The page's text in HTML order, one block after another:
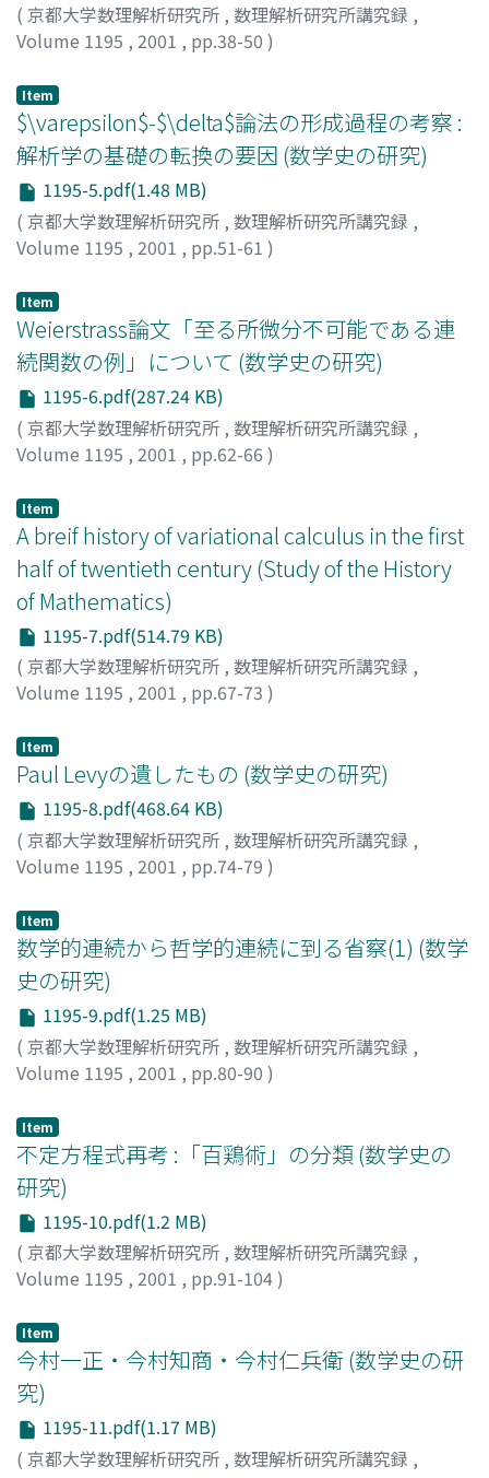
( 京都大学数理解析研究所 , 数理解析研究所講究録 ,
Volume 1195 , 2001 , pp.38-50 )
タケヒサ
Item
$\varepsilon$-$\delta$論法の形成過程の考察 :
解析学の基礎の転換の要因 (数学史の研究)
1195-5.pdf(1.48 MB)
( 京都大学数理解析研究所 , 数理解析研究所講究録 ,
Volume 1195 , 2001 , pp.51-61 )
Item
Weierstrass論文「至る所微分不可能である連
続関数の例」について (数学史の研究)
1195-6.pdf(287.24 KB)
( 京都大学数理解析研究所 , 数理解析研究所講究録 ,
Volume 1195 , 2001 , pp.62-66 )
Item
A breif history of variational calculus in the first
half of twentieth century (Study of the History
of Mathematics)
1195-7.pdf(514.79 KB)
( 京都大学数理解析研究所 , 数理解析研究所講究録 ,
Volume 1195 , 2001 , pp.67-73 )
Item
Paul Levyの遺したもの (数学史の研究)
1195-8.pdf(468.64 KB)
( 京都大学数理解析研究所 , 数理解析研究所講究録 ,
Volume 1195 , 2001 , pp.74-79 )
Item
数学的連続から哲学的連続に到る省察(1) (数学
史の研究)
1195-9.pdf(1.25 MB)
( 京都大学数理解析研究所 , 数理解析研究所講究録 ,
Volume 1195 , 2001 , pp.80-90 )
Item
不定方程式再考 :「百鶏術」の分類 (数学史の
研究)
1195-10.pdf(1.2 MB)
( 京都大学数理解析研究所 , 数理解析研究所講究録 ,
Volume 1195 , 2001 , pp.91-104)
Item
今村一正・今村知商・今村仁兵衛 (数学史の研
究)
1195-11.pdf(1.17 MB)
( 京都大学数理解析研究所 , 数理解析研究所講究録 ,